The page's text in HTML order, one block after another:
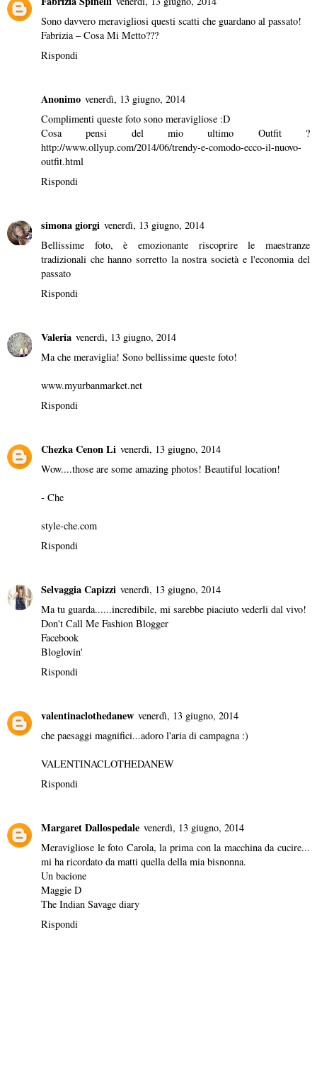
Sono davvero meravigliosi questi scatti che guardano al passato!
Fabrizia –Cosa Mi Metto???
Rispondi
Anonimo venerdì, 13 giugno, 2014
Complimenti queste foto sono meravigliose :D
Cosa pensi del mio ultimo Outfit ?
http://www.ollyup.com/2014/06/trendy-e-comodo-ecco-il-nuovo-
outfit.html
Rispondi
simona giorgi venerdì, 13 giugno, 2014
Bellissime foto, è emozionante riscoprire le maestranze
tradizionali che hanno sorretto la nostra società e l'economia del
passato
Rispondi
Valeria venerdì, 13 giugno, 2014
Ma che meraviglia! Sono bellissime queste foto!
www.myurbanmarket.net
Rispondi
Chezka Cenon Li venerdì, 13 giugno, 2014
Wow....those are some amazing photos! Beautiful location!
- Che
style-che.com
Rispondi
Selvaggia Capizzi venerdì, 13 giugno, 2014
Ma tu guarda......incredibile, mi sarebbe piaciuto vederli dal vivo!
Don't Call Me Fashion Blogger
Facebook
Bloglovin'
Rispondi
valentinaclothedanew venerdì, 13 giugno, 2014
che paesaggi magnifici...adoro l'aria di campagna :)
VALENTINACLOTHEDANEW
Rispondi
Margaret Dallospedale venerdì, 13 giugno, 2014
Meravigliose le foto Carola, la prima con la macchina da cucire...
mi ha ricordato da matti quella della mia bisnonna.
Un bacione
Maggie D
The Indian Savage diary
Rispondi